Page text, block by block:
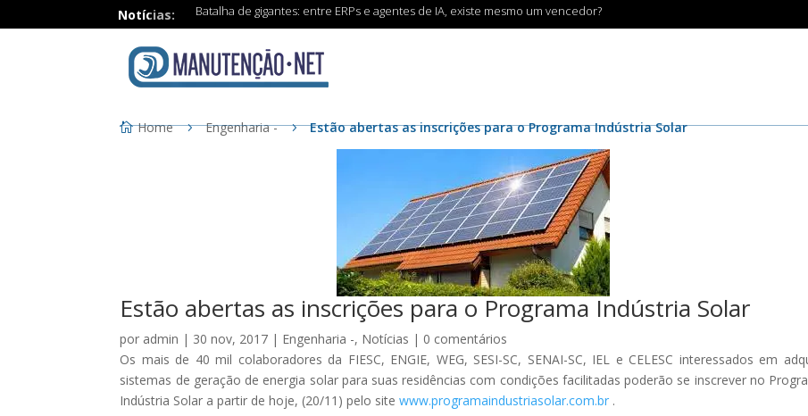
Notícias: Batalha de gigantes: entre ERPs e agentes de IA, existe mesmo um vencedor?
Home Engenharia - Estão abertas as inscrições para o Programa Indústria Solar
Estão abertas as inscrições para o Programa Indústria Solar
por admin | 30 nov, 2017 | Engenharia -, Notícias | 0 comentários
Os mais de 40 mil colaboradores da FIESC, ENGIE, WEG, SESI-SC, SENAI-SC, IEL e CELESC interessados em
sistemas de geração de energia solar para suas residências com condições facilitadas poderão se inscrever no
Indústria Solar a partir de hoje, (20/11) pelo sitewww.programaindustriasolar.com.br .